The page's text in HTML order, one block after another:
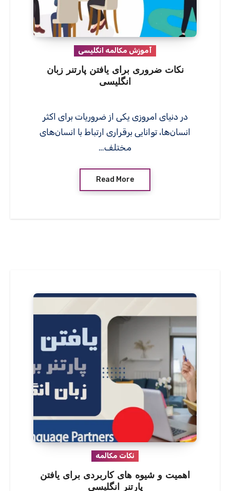
آموزش مکالمه انگلیسی
نکات ضروری برای یافتن پارتنر زبان
انگلیسی
در دنیای امروزی یکی از ضروریات برای اکثر
انسان‌ها، توانایی برقراری ارتباط با انسان‌های
مختلف…
Read More
نکات مکالمه
اهمیت و شیوه های کاربردی برای یافتن
پارتنر انگلیسی